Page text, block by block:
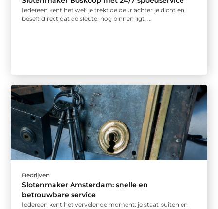
Iedereen kent het wel: je trekt de deur achter je dicht en
beseft direct dat de sleutel nog binnen ligt. ...
Bedrijven
Slotenmaker Amsterdam: snelle en
betrouwbare service
Iedereen kent het vervelende moment: je staat buiten en